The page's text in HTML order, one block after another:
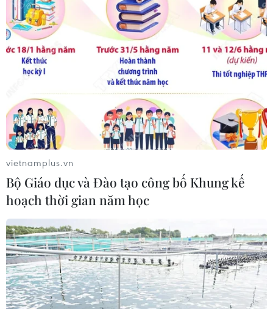
vietnamplus.vn
Bộ Giáo dục và Đào tạo công bố Khung kế
hoạch thời gian năm học